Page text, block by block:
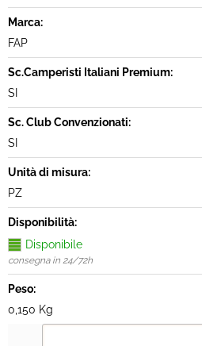
Marca:
FAP
Sc.Camperisti Italiani Premium:
SI
Sc. Club Convenzionati:
SI
Unità di misura:
PZ
Disponibilità:
Disponibile
consegna in 24/72h
Peso:
0,150 Kg